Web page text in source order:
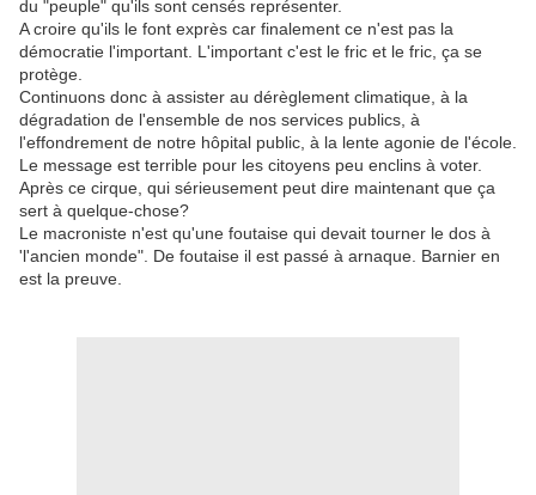
du "peuple" qu'ils sont censés représenter.
A croire qu'ils le font exprès car finalement ce n'est pas la
démocratie l'important. L'important c'est le fric et le fric, ça se
protège.
Continuons donc à assister au dérèglement climatique, à la
dégradation de l'ensemble de nos services publics, à
l'effondrement de notre hôpital public, à la lente agonie de l'école.
Le message est terrible pour les citoyens peu enclins à voter.
Après ce cirque, qui sérieusement peut dire maintenant que ça
sert à quelque-chose?
Le macroniste n'est qu'une foutaise qui devait tourner le dos à
'l'ancien monde". De foutaise il est passé à arnaque. Barnier en
est la preuve.